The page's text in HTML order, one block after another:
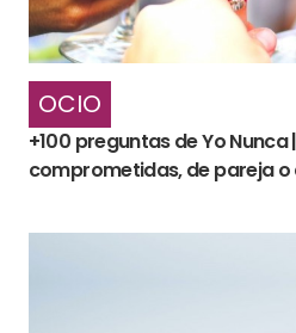
OCIO
+100 preguntas de Yo
comprometidas, de pareja